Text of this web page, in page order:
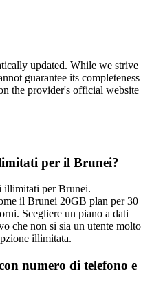
updated. While we strive
guarantee its completeness
the provider's official website
per il Brunei?
illimitati per Brunei.
il Brunei 20GB plan per 30
Scegliere un piano a dati
che non si sia un utente molto
illimitata.
numero di telefono e